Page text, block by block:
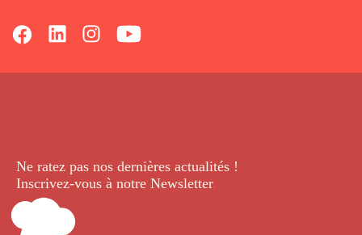
Ne ratez pas nos dernières actualités !
Inscrivez-vous à notre Newsletter.